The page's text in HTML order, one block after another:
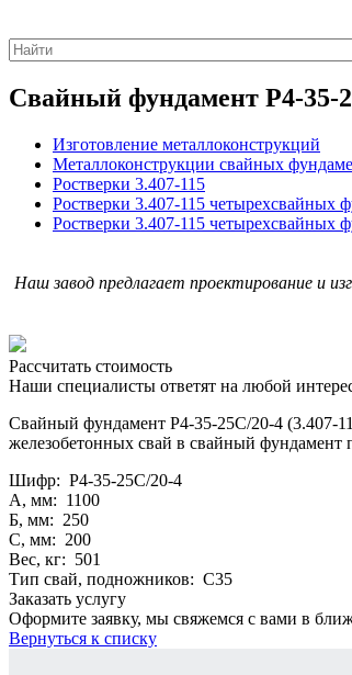
Свайный фундамент Р4-35-
Изготовление металлоконструкций
Металлоконструкции свайных
Ростверки 3.407-115
Ростверки 3.407-115 четырехсвайных
Ростверки 3.407-115 четырехсвайных
Наш завод предлагает проектирование и
Рассчитать стоимость
Наши специалисты ответят на любой
Свайный фундамент Р4-35-25С/20-4 (3.407-
железобетонных свай в свайный фундамент
Шифр: Р4-35-25С/20-4
А, мм: 1100
Б, мм: 250
С, мм: 200
Вес, кг: 501
Тип свай, подножников: С35
Заказать услугу
Оформите заявку, мы свяжемся с вами в
Вернуться к списку